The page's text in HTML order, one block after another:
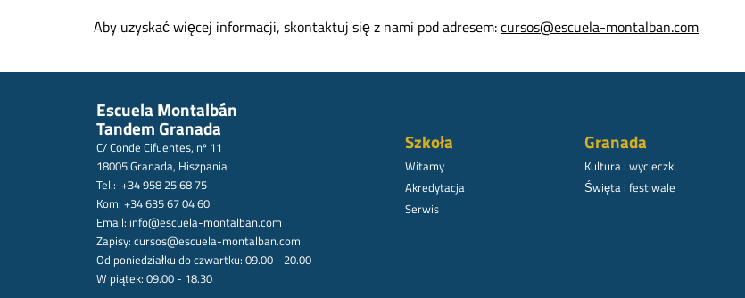
Aby uzyskać więcej informacji, skontaktuj się z nami pod adresem:cursos@escuela-montalban.com
Escuela Montalbán
Tandem Granada
C/ Conde Cifuentes, nº 11
18005 Granada, Hiszpania
Tel.: +34 958 25 68 75
Kom: +34 635 67 04 60
Email: info@escuela-montalban.com
Zapisy: cursos@escuela-montalban.com
Od poniedziałku do czwartku: 09.00 - 20.00
W piątek: 09.00 - 18.30
Szkoła
Witamy
Akredytacja
Serwis
Granada
Kultura i wycieczki
Święta i festiwale